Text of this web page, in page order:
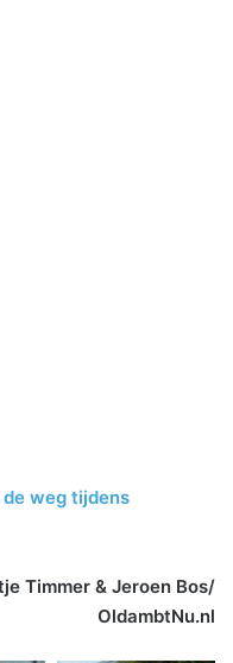
weg tijdens
Timmer & Jeroen Bos/
OldambtNu.nl